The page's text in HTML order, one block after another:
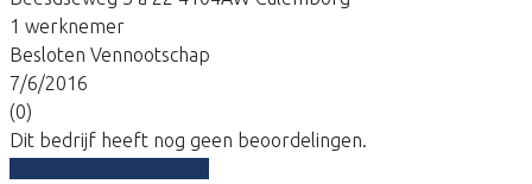
1 werknemer
Besloten Vennootschap
7/6/2016
(0)
Dit bedrijf heeft nog geen beoordelingen.